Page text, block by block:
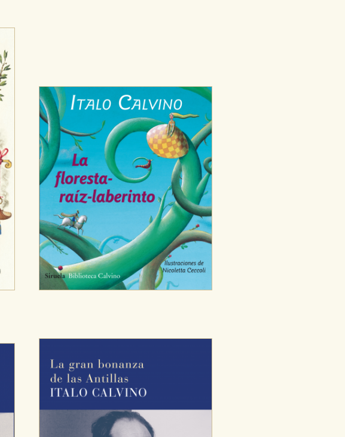
HABILITAR TODO RECHAZAR TODO
el funcionamiento de nuestro sitio web. Almacenan
nos visita. La información es agregada y, por lo
mostrar publicidad relevante para sus intereses en
en la identificación única de su navegador y